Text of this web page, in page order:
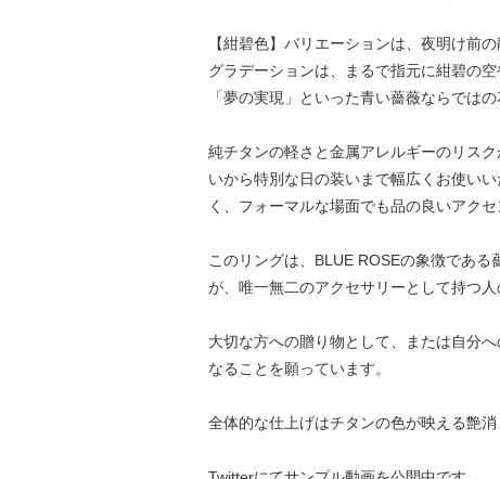
【紺碧色】バリエーションは、夜明け前
グラデーションは、まるで指元に紺碧の
「夢の実現」といった青い薔薇ならでは
純チタンの軽さと金属アレルギーのリス
いから特別な日の装いまで幅広くお使い
く、フォーマルな場面でも品の良いアクセ
このリングは、BLUE ROSEの象徴であ
が、唯一無二のアクセサリーとして持つ人
大切な方への贈り物として、または自分
なることを願っています。
全体的な仕上げはチタンの色が映える艶消